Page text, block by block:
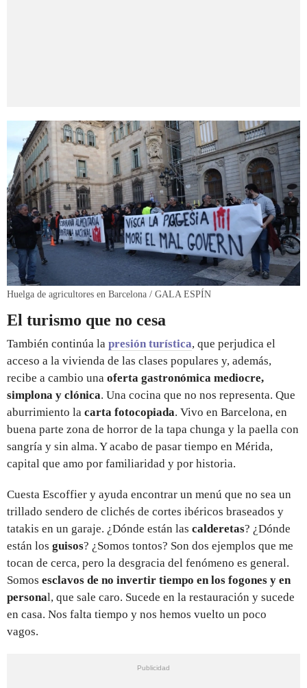
Huelga de agricultores en Barcelona / GALA ESPÍN
El turismo que no cesa
También continúa la presión turística, que perjudica el
acceso a la vivienda de las clases populares y, además,
recibe a cambio una oferta gastronómica mediocre,
simplona y clónica. Una cocina que no nos representa. Que
aburrimiento la carta fotocopiada. Vivo en Barcelona, en
buena parte zona de horror de la tapa chunga y la paella con
sangría y sin alma. Y acabo de pasar tiempo en Mérida,
capital que amo por familiaridad y por historia.
Cuesta Escoffier y ayuda encontrar un menú que no sea un
trillado sendero de clichés de cortes ibéricos braseados y
tatakis en un garaje. ¿Dónde están las calderetas? ¿Dónde
están los guisos? ¿Somos tontos? Son dos ejemplos que me
tocan de cerca, pero la desgracia del fenómeno es general.
Somos esclavos de no invertir tiempo en los fogones y en
personal, que sale caro. Sucede en la restauración y sucede
en casa. Nos falta tiempo y nos hemos vuelto un poco
vagos.